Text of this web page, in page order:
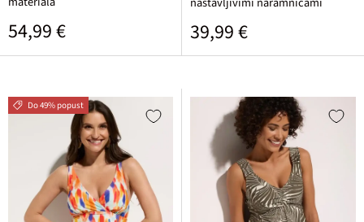
Običajna cena
54,99 € Običajna cena
39,99 €
Do 49% popust